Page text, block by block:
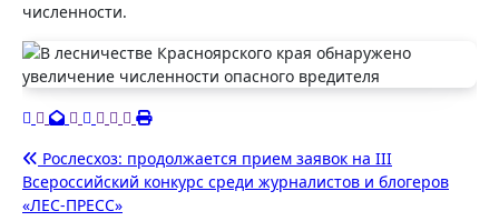
численности.
Навигация
по
Рослесхоз: продолжается прием заявок на III
Всероссийский конкурс среди журналистов и блогеров
«ЛЕС-ПРЕСС»